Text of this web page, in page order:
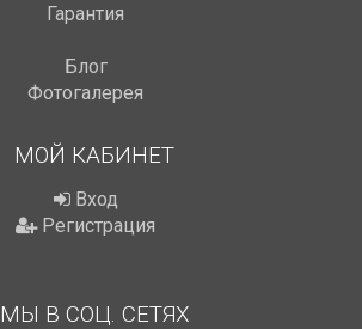
Гарантия
Блог
Фотогалерея
МОЙ КАБИНЕТ
Вход
Регистрация
МЫ В СОЦ. СЕТЯХ